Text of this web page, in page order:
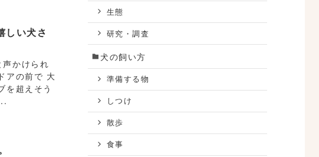
しい犬さ
かけられ
アの前で 大
を超えそう
生態
研究・調査
犬の飼い方
準備する物
しつけ
散歩
食事